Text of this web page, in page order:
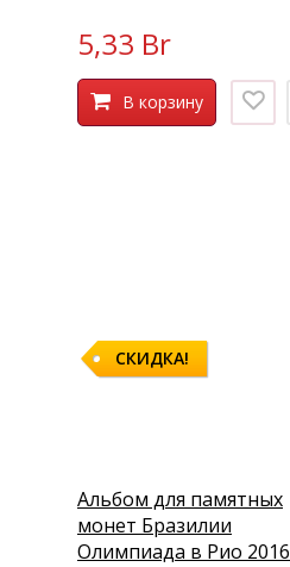
5,33 Br
В корзину
СКИДКА!
Альбом для памятных
монет Бразилии
Олимпиада в Рио 2016